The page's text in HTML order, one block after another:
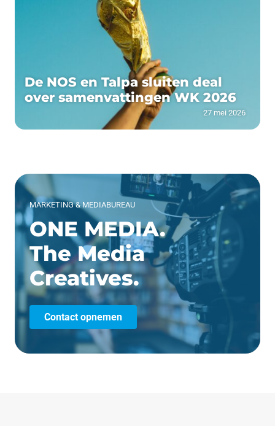
De NOS en Talpa sluiten deal
over samenvattingen WK 2026
27 mei 2026
MARKETING & MEDIABUREAU
ONE MEDIA.
The Media
Creatives.
Contact opnemen